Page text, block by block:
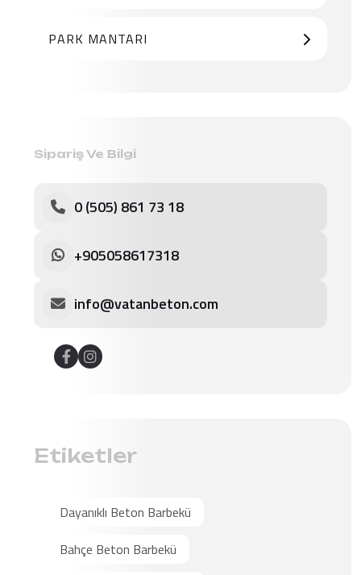
PARK MANTARI
Sipariş Ve Bilgi
0 (505) 861 73 18
+905058617318
info@vatanbeton.com
Etiketler
Dayanıklı Beton Barbekü
Bahçe Beton Barbekü